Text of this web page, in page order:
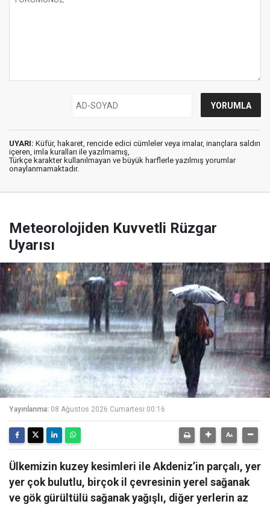
UYARI: Küfür, hakaret, rencide edici cümleler veya imalar, inançlara saldırı
içeren, imla kuralları ile yazılmamış,
Türkçe karakter kullanılmayan ve büyük harflerle yazılmış yorumlar
onaylanmamaktadır.
Meteorolojiden Kuvvetli Rüzgar
Uyarısı
Yayınlanma: 08 Ağustos 2026 Cumartesi 00:16
Ülkemizin kuzey kesimleri ile Akdeniz’in parçalı, yer
yer çok bulutlu, birçok il çevresinin yerel sağanak
ve gök gürültülü sağanak yağışlı, diğer yerlerin az